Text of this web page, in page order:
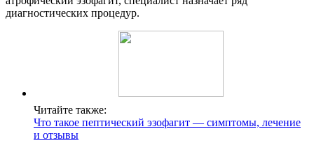
диагностических процедур.
Читайте также:
Что такое пептический эзофагит — симптомы, лечение
и отзывы